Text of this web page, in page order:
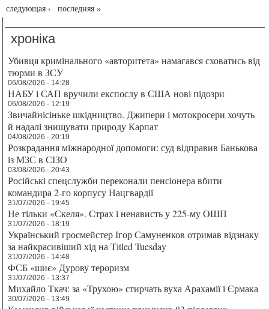
следующая ›
последняя »
хроніка
Убивця кримінального «авторитета» намагався сховатись від
тюрми в ЗСУ
06/08/2026 - 14:28
НАБУ і САП вручили експослу в США нові підозри
06/08/2026 - 12:19
Звичайнісіньке шкідництво. Джипери і мотокросери хочуть
й надалі знищувати природу Карпат
04/08/2026 - 20:19
Розкрадання міжнародної допомоги: суд відправив Банькова
із МЗС в СІЗО
03/08/2026 - 20:43
Російські спецслужби переконали пенсіонера вбити
командира 2-го корпусу Нацгвардії
31/07/2026 - 19:45
Не тільки «Скеля». Страх і ненависть у 225-му ОШП
31/07/2026 - 18:19
Український гросмейстер Ігор Самуненков отримав відзнаку
за найкрасивіший хід на Titled Tuesday
31/07/2026 - 14:48
ФСБ «шиє» Дурову тероризм
31/07/2026 - 13:37
Михайло Ткач: за «Трухою» стирчать вуха Арахамії і Єрмака
30/07/2026 - 13:49